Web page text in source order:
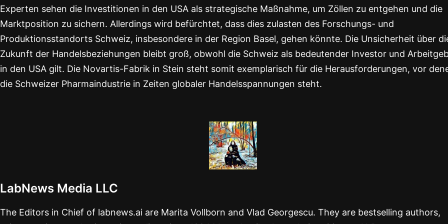
Experten sehen die Investitionen in den USA als strategische Maßnahme, um Zöllen zu entgehen und die
Marktposition zu sichern. Allerdings wird befürchtet, dass dies zulasten des Forschungs- und
Produktionsstandorts Schweiz, insbesondere in der Region Basel, gehen könnte. Die Unsicherheit über
Zukunft der Handelsbeziehungen bleibt groß, obwohl die Schweiz als bedeutender Investor und
in den USA gilt. Die Novartis-Fabrik in Stein steht somit exemplarisch für die Herausforderungen, vor
die Schweizer Pharmaindustrie in Zeiten globaler Handelsspannungen steht.
LabNews Media LLC
The Editors in Chief of labnews.ai are Marita Vollborn and Vlad Georgescu. They are bestselling authors,